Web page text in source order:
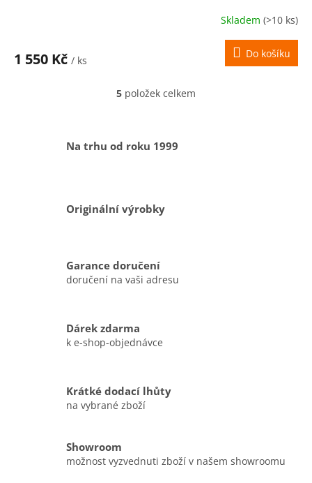
R
M
A
Skladem (>10 ks)
1 550 Kč / ks
Do košíku
O
á
d
p
r
y
v
ý
u
5 položek celkem
Na trhu od roku 1999
Originální výrobky
Garance doručení
doručení na vaši adresu
Dárek zdarma
k e-shop-objednávce
Krátké dodací lhůty
na vybrané zboží
Showroom
možnost vyzvednuti zboží v našem showroomu